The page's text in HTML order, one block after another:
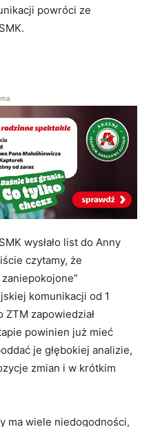
powróci ze
wysłało list do Anny
czytamy, że
komunikacji od 1
ZTM zapowiedział
powinien już mieć
je głębokiej analizie,
zmian i w krótkim
ma wiele niedogodności,